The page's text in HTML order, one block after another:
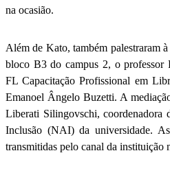
na ocasião.
Além de Kato, também palestraram
bloco B3 do campus 2, o professor
FL Capacitação Profissional em
Emanoel Ângelo Buzetti. A
Liberati Silingovschi, coordenadora
Inclusão (NAI) da universidade.
transmitidas pelo canal da instituição